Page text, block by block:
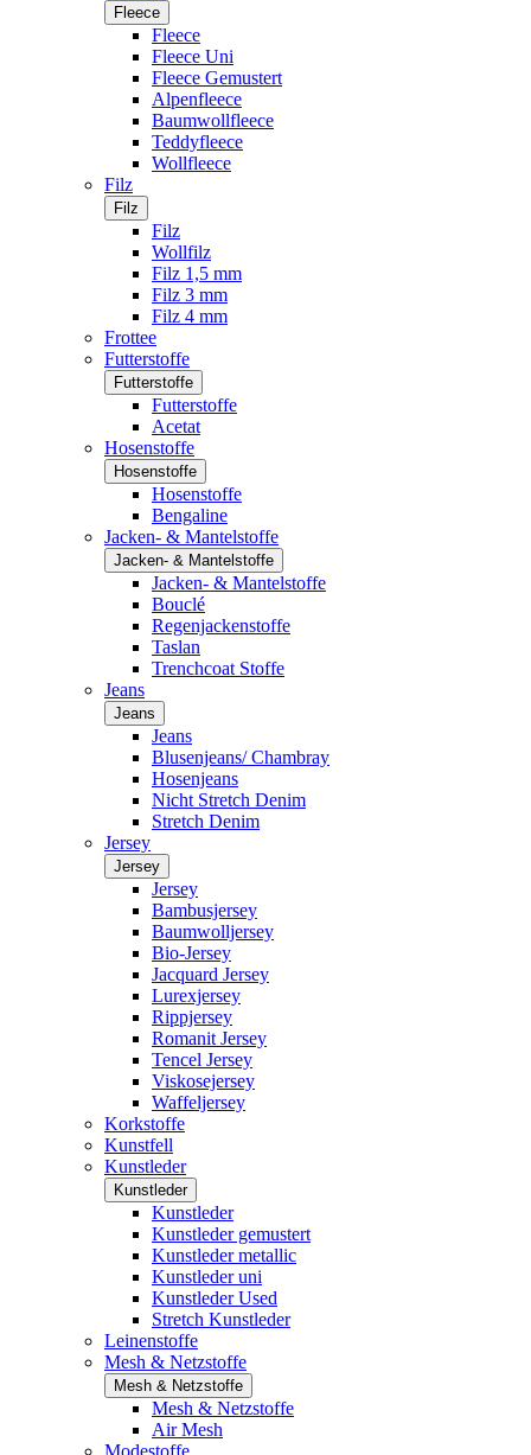
Fleece
Fleece
Fleece Uni
Fleece Gemustert
Alpenfleece
Baumwollfleece
Teddyfleece
Wollfleece
Filz
Filz
Filz
Wollfilz
Filz 1,5 mm
Filz 3 mm
Filz 4 mm
Frottee
Futterstoffe
Futterstoffe
Futterstoffe
Acetat
Hosenstoffe
Hosenstoffe
Hosenstoffe
Bengaline
Jacken- & Mantelstoffe
Jacken- & Mantelstoffe
Jacken- & Mantelstoffe
Bouclé
Regenjackenstoffe
Taslan
Trenchcoat Stoffe
Jeans
Jeans
Jeans
Blusenjeans/ Chambray
Hosenjeans
Nicht Stretch Denim
Stretch Denim
Jersey
Jersey
Jersey
Bambusjersey
Baumwolljersey
Bio-Jersey
Jacquard Jersey
Lurexjersey
Rippjersey
Romanit Jersey
Tencel Jersey
Viskosejersey
Waffeljersey
Korkstoffe
Kunstfell
Kunstleder
Kunstleder
Kunstleder
Kunstleder gemustert
Kunstleder metallic
Kunstleder uni
Kunstleder Used
Stretch Kunstleder
Leinenstoffe
Mesh & Netzstoffe
Mesh & Netzstoffe
Mesh & Netzstoffe
Air Mesh
Modestoffe